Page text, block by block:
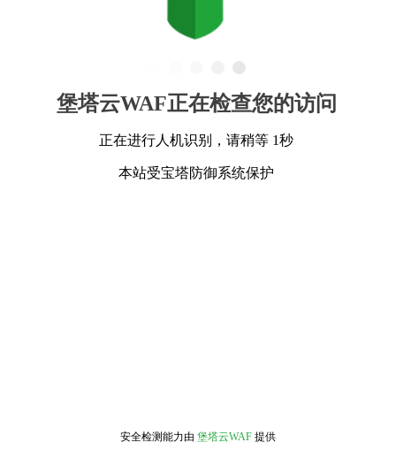
堡塔云WAF正在检查您的访问
正在进行人机识别，请稍等 1秒
本站受宝塔防御系统保护
安全检测能力由 堡塔云WAF 提供